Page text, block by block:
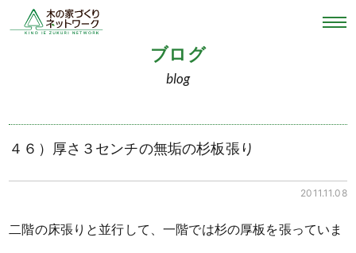
ブログ
blog
４６）厚さ３センチの無垢の杉板張り
2011.11.08
二階の床張りと並行して、一階では杉の厚板を張っていま